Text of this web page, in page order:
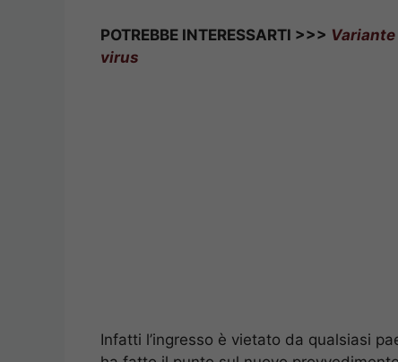
POTREBBE INTERESSARTI >>>
virus
Infatti l’ingresso è vietato da qualsiasi